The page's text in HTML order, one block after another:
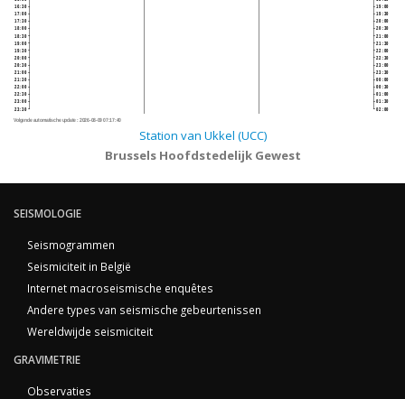
16:30
17:00
17:30
18:00
18:30
19:00
19:30
20:00
20:30
21:00
21:30
22:00
22:30
23:00
23:30
19:00
19:30
20:00
20:30
21:00
21:30
22:00
22:30
23:00
23:30
00:00
00:30
01:00
01:30
02:00
Volgende automatische update : 2026-08-09 07:17:40
Station van Ukkel (UCC)
Brussels Hoofdstedelijk Gewest
SEISMOLOGIE
Seismogrammen
Seismiciteit in België
Internet macroseismische enquêtes
Andere types van seismische gebeurtenissen
Wereldwijde seismiciteit
GRAVIMETRIE
Observaties